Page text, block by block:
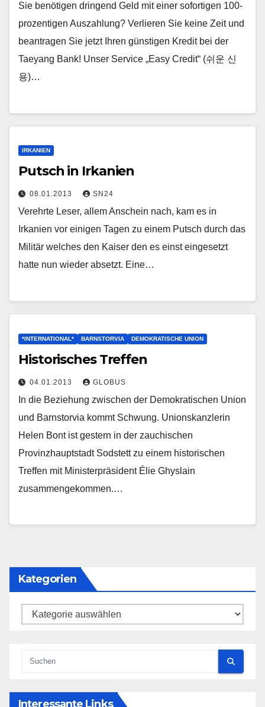
Sie benötigen dringend Geld mit einer sofortigen 100-
prozentigen Auszahlung? Verlieren Sie keine Zeit und
beantragen Sie jetzt Ihren günstigen Kredit bei der
Taeyang Bank! Unser Service „Easy Credit“ (쉬운 신
용)…
IRKANIEN
Putsch in Irkanien
08.01.2013 SN24
Verehrte Leser, allem Anschein nach, kam es in
Irkanien vor einigen Tagen zu einem Putsch durch das
Militär welches den Kaiser den es einst eingesetzt
hatte nun wieder absetzt. Eine…
*INTERNATIONAL* BARNSTORVIA DEMOKRATISCHE UNION
Historisches Treffen
04.01.2013 GLOBUS
In die Beziehung zwischen der Demokratischen Union
und Barnstorvia kommt Schwung. Unionskanzlerin
Helen Bont ist gestern in der zauchischen
Provinzhauptstadt Sodstett zu einem historischen
Treffen mit Ministerpräsident Élie Ghyslain
zusammengekommen.…
Kategorien
Kategorien
Interessante Links